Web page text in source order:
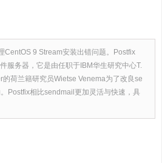
CentOS 9 Stream安装出错问题。Postfix
服务器，它是由任职于IBM华生研究中心T.
荷兰籍研究员Wietse Venema为了改良se
Postfix相比sendmail更加灵活与快速，具